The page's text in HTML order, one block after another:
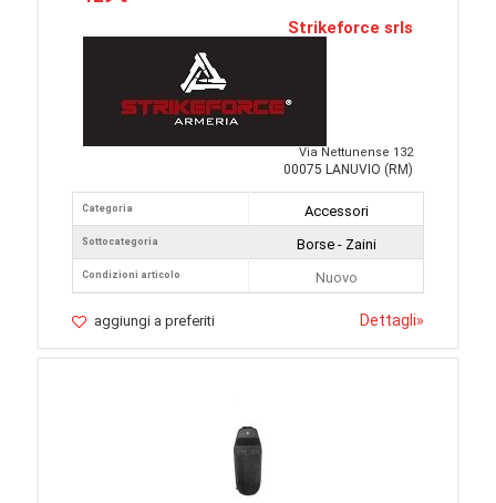
Strikeforce srls
Via Nettunense 132
00075 LANUVIO (RM)
Categoria
Sottocategoria
Condizioni articolo
Accessori
Borse - Zaini
Nuovo
aggiungi a preferiti Dettagli»